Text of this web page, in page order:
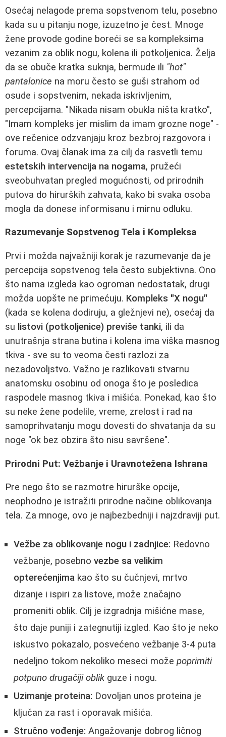
Osećaj nelagode prema sopstvenom telu, posebno
kada su u pitanju noge, izuzetno je čest. Mnoge
žene provode godine boreći se sa kompleksima
vezanim za oblik nogu, kolena ili potkoljenica. Želja
da se obuče kratka suknja, bermude ili "hot"
pantalonice na moru često se guši strahom od
osude i sopstvenim, nekada iskrivljenim,
percepcijama. "Nikada nisam obukla ništa kratko",
"Imam kompleks jer mislim da imam grozne noge" -
ove rečenice odzvanjaju kroz bezbroj razgovora i
foruma. Ovaj članak ima za cilj da rasvetli temu
estetskih intervencija na nogama, pružeći
sveobuhvatan pregled mogućnosti, od prirodnih
putova do hirurških zahvata, kako bi svaka osoba
mogla da donese informisanu i mirnu odluku.
Razumevanje Sopstvenog Tela i Kompleksa
Prvi i možda najvažniji korak je razumevanje da je
percepcija sopstvenog tela često subjektivna. Ono
što nama izgleda kao ogroman nedostatak, drugi
možda uopšte ne primećuju. Kompleks "X nogu"
(kada se kolena dodiruju, a gležnjevi ne), osećaj da
su listovi (potkoljenice) previše tanki, ili da
unutrašnja strana butina i kolena ima viška masnog
tkiva - sve su to veoma česti razlozi za
nezadovoljstvo. Važno je razlikovati stvarnu
anatomsku osobinu od onoga što je posledica
raspodele masnog tkiva i mišića. Ponekad, kao što
su neke žene podelile, vreme, zrelost i rad na
samoprihvatanju mogu dovesti do shvatanja da su
noge "ok bez obzira što nisu savršene".
Prirodni Put: Vežbanje i Uravnotežena Ishrana
Pre nego što se razmotre hirurške opcije,
neophodno je istražiti prirodne načine oblikovanja
tela. Za mnoge, ovo je najbezbedniji i najzdraviji put.
Vežbe za oblikovanje nogu i zadnjice: Redovno
vežbanje, posebno vezbe sa velikim
opterećenjima kao što su čučnjevi, mrtvo
dizanje i ispiri za listove, može značajno
promeniti oblik. Cilj je izgradnja mišićne mase,
što daje puniji i zategnutiji izgled. Kao što je neko
iskustvo pokazalo, posvećeno vežbanje 3-4 puta
nedeljno tokom nekoliko meseci može poprimiti
potpuno drugačiji oblikguze i nogu.
Uzimanje proteina: Dovoljan unos proteina je
ključan za rast i oporavak mišića.
Stručno vođenje: Angažovanje dobrog ličnog